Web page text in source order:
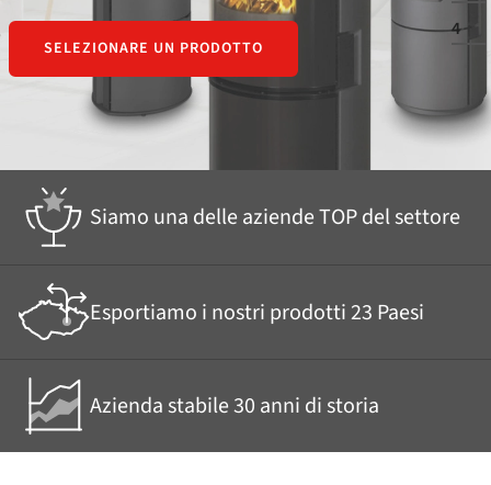
SELEZIONARE UN PRODOTTO
4
Siamo una delle aziende TOP del settore
Esportiamo i nostri prodotti 23 Paesi
Azienda stabile 30 anni di storia